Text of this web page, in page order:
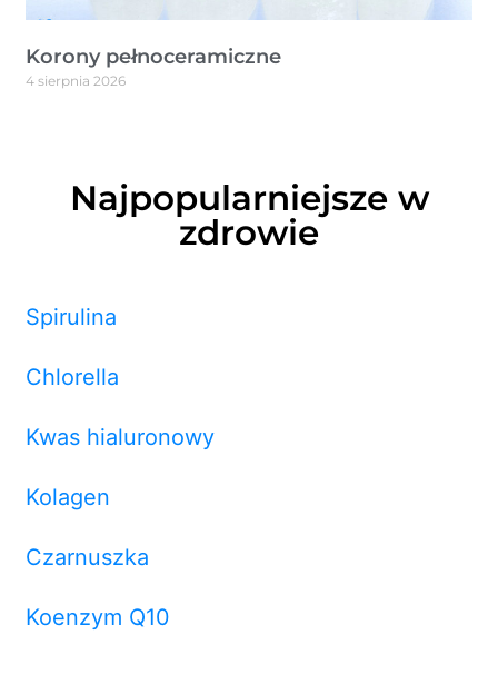
Korony pełnoceramiczne
4 sierpnia 2026
Najpopularniejsze w
zdrowie
Spirulina
Chlorella
Kwas hialuronowy
Kolagen
Czarnuszka
Koenzym Q10